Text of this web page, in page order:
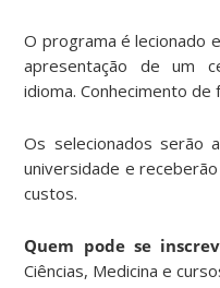
O programa é lecionado
apresentação de um
idioma. Conhecimento de
Os selecionados serão
universidade e
custos.
Quem pode se
Ciências, Medicina e